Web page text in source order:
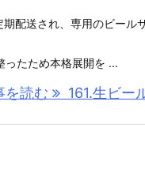
配送され、専用のビール
ったため本格展開を ...
を読む 161.生ビー